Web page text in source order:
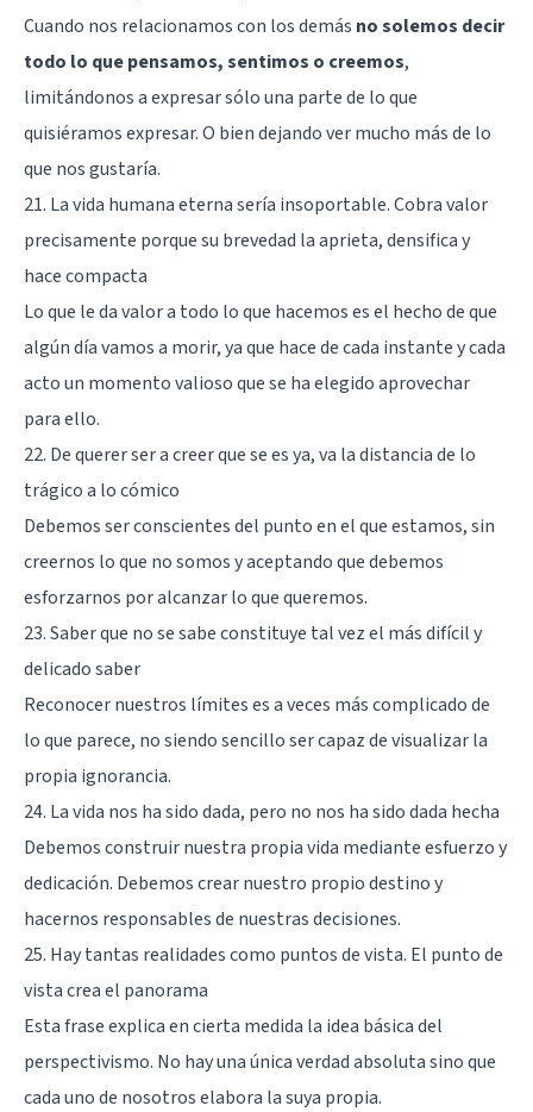
Cuando nos relacionamos con los demás no solemos decir
todo lo que pensamos, sentimos o creemos,
limitándonos a expresar sólo una parte de lo que
quisiéramos expresar. O bien dejando ver mucho más de lo
que nos gustaría.
21. La vida humana eterna sería insoportable. Cobra valor
precisamente porque su brevedad la aprieta, densifica y
hace compacta
Lo que le da valor a todo lo que hacemos es el hecho de que
algún día vamos a morir, ya que hace de cada instante y cada
acto un momento valioso que se ha elegido aprovechar
para ello.
22. De querer ser a creer que se es ya, va la distancia de lo
trágico a lo cómico
Debemos ser conscientes del punto en el que estamos, sin
creernos lo que no somos y aceptando que debemos
esforzarnos por alcanzar lo que queremos.
23. Saber que no se sabe constituye tal vez el más difícil y
delicado saber
Reconocer nuestros límites es a veces más complicado de
lo que parece, no siendo sencillo ser capaz de visualizar la
propia ignorancia.
24. La vida nos ha sido dada, pero no nos ha sido dada hecha
Debemos construir nuestra propia vida mediante esfuerzo y
dedicación. Debemos crear nuestro propio destino y
hacernos responsables de nuestras decisiones.
25. Hay tantas realidades como puntos de vista. El punto de
vista crea el panorama
Esta frase explica en cierta medida la idea básica del
perspectivismo. No hay una única verdad absoluta sino que
cada uno de nosotros elabora la suya propia.